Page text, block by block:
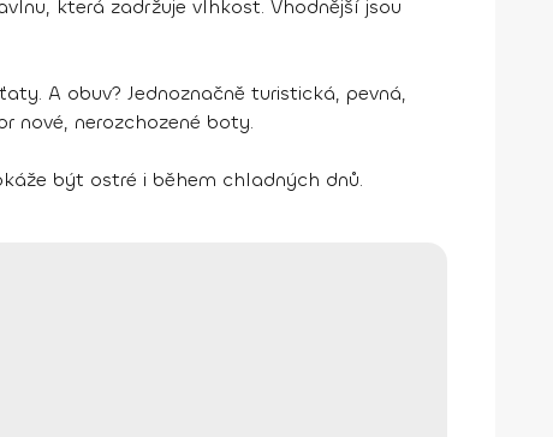
která zadržuje vlhkost. Vhodnější jsou
A obuv? Jednoznačně turistická, pevná,
nové, nerozchozené boty.
být ostré i během chladných dnů.